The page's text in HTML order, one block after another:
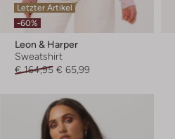
Letzter Artikel
-60%
Leon & Harper
Sweatshirt
€ 164,95 € 65,99